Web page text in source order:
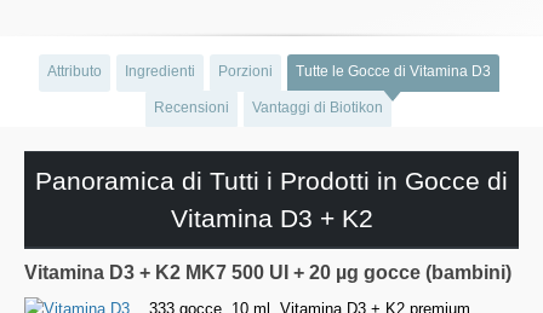
Attributo Ingredienti Porzioni Tutte le Gocce di Vitamina D3
Recensioni Vantaggi di Biotikon
Panoramica di Tutti i Prodotti in Gocce di
Vitamina D3 + K2
Vitamina D3 + K2 MK7 500 UI + 20 µg gocce (bambini)
333 gocce, 10 ml. Vitamina D3 + K2 premium